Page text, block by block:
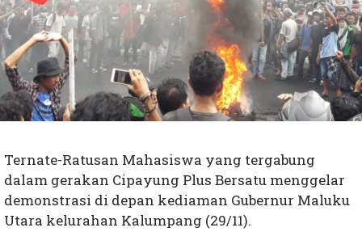
Ternate-Ratusan Mahasiswa yang tergabung
dalam gerakan Cipayung Plus Bersatu menggelar
demonstrasi di depan kediaman Gubernur Maluku
Utara kelurahan Kalumpang (29/11).